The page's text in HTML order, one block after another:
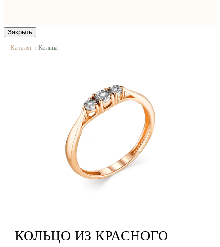
Закрыть
Каталог | Кольца
КОЛЬЦО ИЗ КРАСНОГО